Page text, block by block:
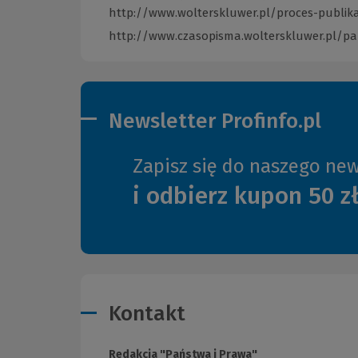
strony)
http://www.wolterskluwer.pl/proces-
http://www.czasopisma.wolterskluwer.pl/
Newsletter Profinfo.pl
Zapisz się do naszego
i odbierz kupon 50
Kontakt
Redakcja "Państwa i Prawa"